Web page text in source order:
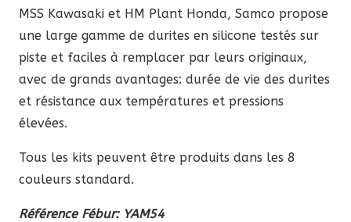
MSS Kawasaki et HM Plant Honda, Samco propose
une large gamme de durites en silicone testés sur
piste et faciles à remplacer par leurs originaux,
avec de grands avantages: durée de vie des durites
et résistance aux températures et pressions
élevées.
Tous les kits peuvent être produits dans les 8
couleurs standard.
Référence Fébur: YAM54